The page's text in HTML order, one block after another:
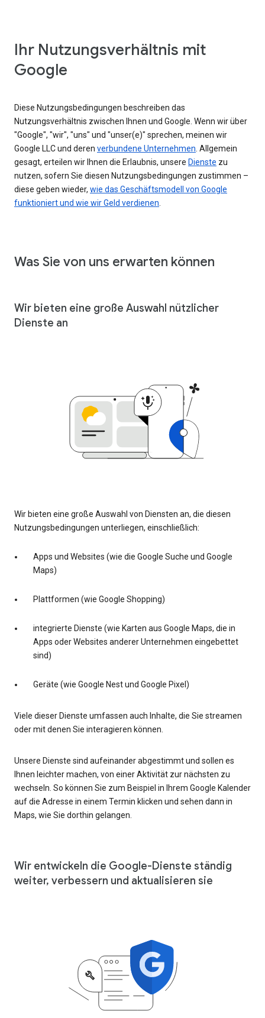
Ihr Nutzungsverhältnis mit
Google
Diese Nutzungsbedingungen beschreiben das
Nutzungsverhältnis zwischen Ihnen und Google. Wenn wir über
"Google", "wir", "uns" und "unser(e)" sprechen, meinen wir
Google LLC und deren verbundene Unternehmen . Allgemein
gesagt, erteilen wir Ihnen die Erlaubnis, unsere Dienste zu
nutzen, sofern Sie diesen Nutzungsbedingungen zustimmen –
diese geben wieder, wie das Geschäftsmodell von Google
funktioniert und wie wir Geld verdienen
Was Sie von uns erwarten können
Wir bieten eine große Auswahl nützlicher
Dienste an
Wir bieten eine große Auswahl von Diensten an, die diesen
Nutzungsbedingungen unterliegen, einschließlich:
Apps und Websites (wie die Google Suche und Google
Maps)
Plattformen (wie Google Shopping)
integrierte Dienste (wie Karten aus Google Maps, die in
Apps oder Websites anderer Unternehmen eingebettet
sind)
Geräte (wie Google Nest und Google Pixel)
Viele dieser Dienste umfassen auch Inhalte, die Sie streamen
oder mit denen Sie interagieren können.
Unsere Dienste sind aufeinander abgestimmt und sollen es
Ihnen leichter machen, von einer Aktivität zur nächsten zu
wechseln. So können Sie zum Beispiel in Ihrem Google Kalender
auf die Adresse in einem Termin klicken und sehen dann in
Maps, wie Sie dorthin gelangen.
Wir entwickeln die Google-Dienste ständig
weiter, verbessern und aktualisieren sie